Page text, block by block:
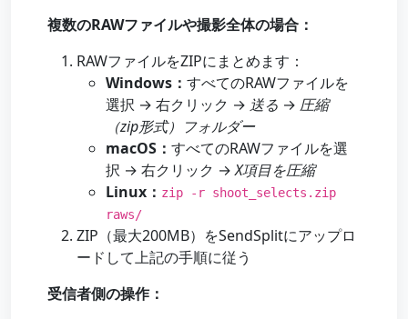
複数のRAWファイルや撮影全体の場合：
RAWファイルをZIPにまとめます：
Windows： すべてのRAWファイルを
選択 → 右クリック → 送る → 圧縮
（zip形式）フォルダー
macOS： すべてのRAWファイルを選
択 → 右クリック →X項目を圧縮
Linux： zip -r shoot_selects.zip
raws/
ZIP（最大200MB）をSendSplitにアップロ
ードして上記の手順に従う
受信者側の操作：